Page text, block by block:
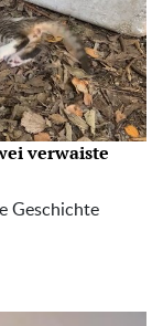
verwaiste
Geschichte